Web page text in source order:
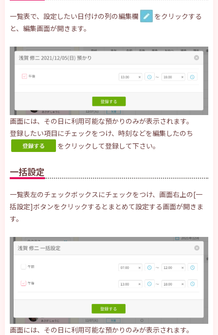
一覧表で、設定したい日付けの列の編集欄
をクリックする
と、編集画面が開きます。
画面には、その日に利用可能な預かりのみが表示されます。
登録したい項目にチェックをつけ、時刻などを編集したのち
をクリックして登録して下さい。
一括設定
一覧表左のチェックボックスにチェックをつけ、画面右上の[一
括設定]ボタンをクリックするとまとめて設定する画面が開きま
す。
画面には、その日に利用可能な預かりのみが表示されます。